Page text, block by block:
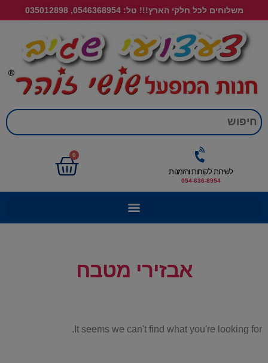
משלוחים לכל חלקי הארץ!!! טל: 0546368954, 035012898
לשירות לקוחות והזמנות
054-636-8954
0
אבזירי מטבח
It seems we can't find what you're looking for.